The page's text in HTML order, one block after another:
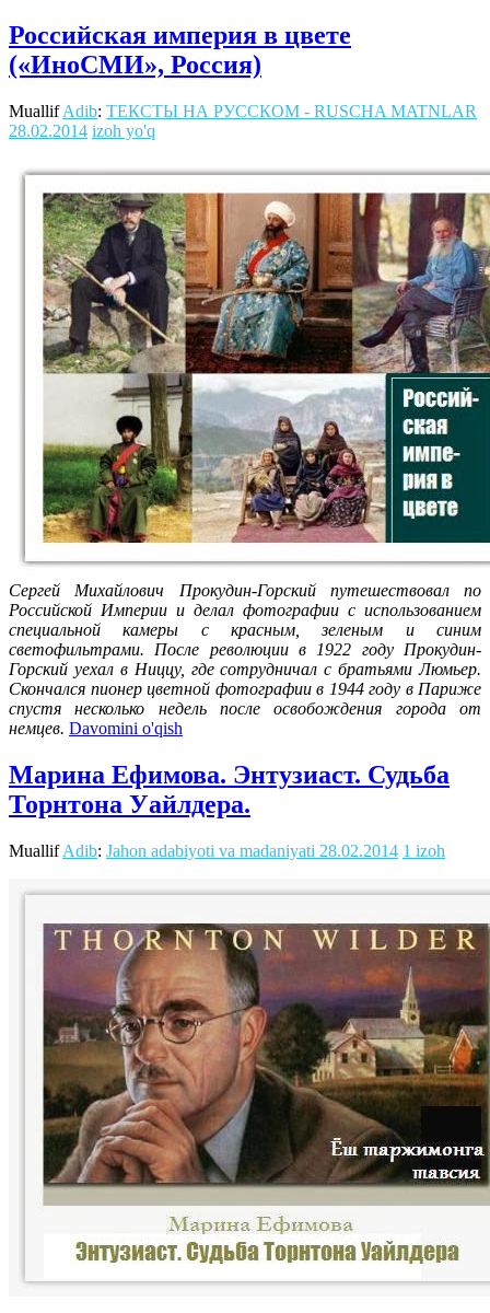
Российская империя в цвете
(«ИноСМИ», Россия)
MuallifAdib: ТЕКСТЫ НА РУССКОМ - RUSCHA MATNLAR
28.02.2014 izoh yo'q
Сергей Михайлович Прокудин-Горский путешествовал по
Российской Империи и делал фотографии с использованием
специальной камеры с красным, зеленым и синим
светофильтрами. После революции в 1922 году Прокудин-
Горский уехал в Ниццу, где сотрудничал с братьями Люмьер.
Скончался пионер цветной фотографии в 1944 году в Париже
спустя несколько недель после освобождения города от
немцев. Davomini o'qish
Марина Ефимова. Энтузиаст. Судьба
Торнтона Уайлдера.
MuallifAdib: Jahon adabiyoti va madaniyati 28.02.2014 1 izoh